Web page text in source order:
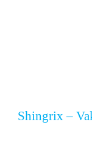
Shingrix –